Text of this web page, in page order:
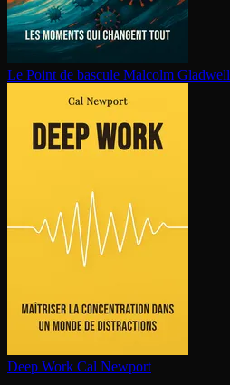
Le Point de bascule Malcolm Gladwell
Deep Work Cal Newport